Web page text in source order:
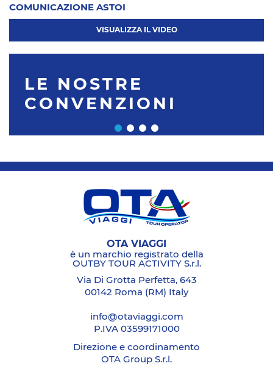
COMUNICAZIONE ASTOI
VISUALIZZA IL VIDEO
LE NOSTRE
CONVENZIONI
OTA VIAGGI
è un marchio registrato della
OUTBY TOUR ACTIVITY S.r.l.
Via Di Grotta Perfetta, 643
00142 Roma (RM) Italy
info@otaviaggi.com
P.IVA 03599171000
Direzione e coordinamento
OTA Group S.r.l.